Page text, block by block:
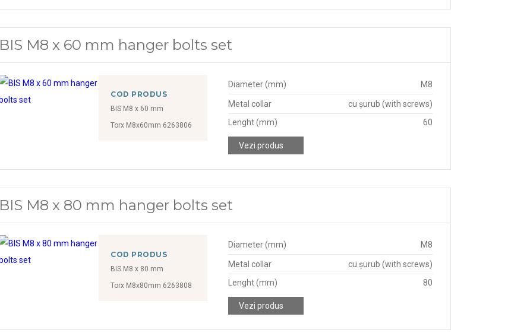
BIS M8 x 60 mm hanger bolts set
COD PRODUS
BIS M8 x 60 mm
Torx M8x60mm 6263806
Diameter (mm) M8
Metal collar
cu șurub (with screws)
Lenght (mm)
60
Vezi produs
BIS M8 x 80 mm hanger bolts set
COD PRODUS
BIS M8 x 80 mm
Torx M8x80mm 6263808
Diameter (mm) M8
Metal collar
cu șurub (with screws)
Lenght (mm)
80
Vezi produs